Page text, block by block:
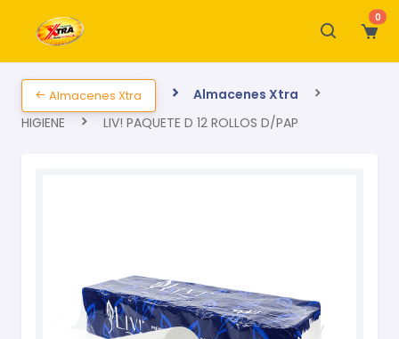
0
Almacenes Xtra
Almacenes Xtra
HIGIENE
LIV! PAQUETE D 12 ROLLOS D/PAP